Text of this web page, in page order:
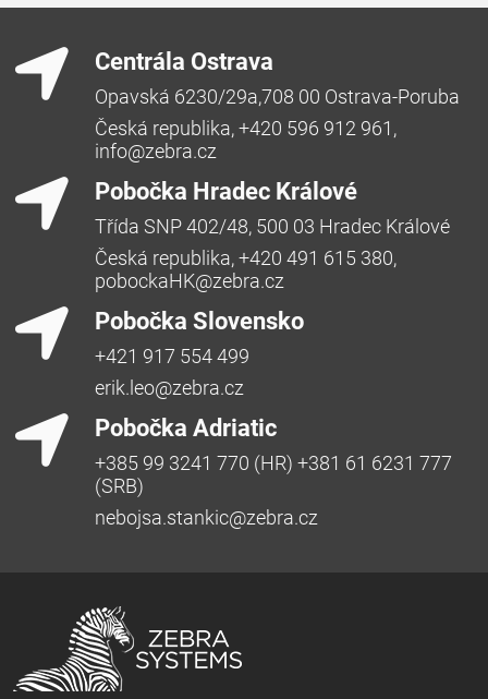
Centrála Ostrava
Opavská 6230/29a,708 00 Ostrava-Poruba
Česká republika, +420 596 912 961,
info@zebra.cz
Pobočka Hradec Králové
Třída SNP 402/48, 500 03 Hradec Králové
Česká republika, +420 491 615 380,
pobockaHK@zebra.cz
Pobočka Slovensko
+421 917 554 499
erik.leo@zebra.cz
Pobočka Adriatic
+385 99 3241 770 (HR) +381 61 6231 777
(SRB)
nebojsa.stankic@zebra.cz